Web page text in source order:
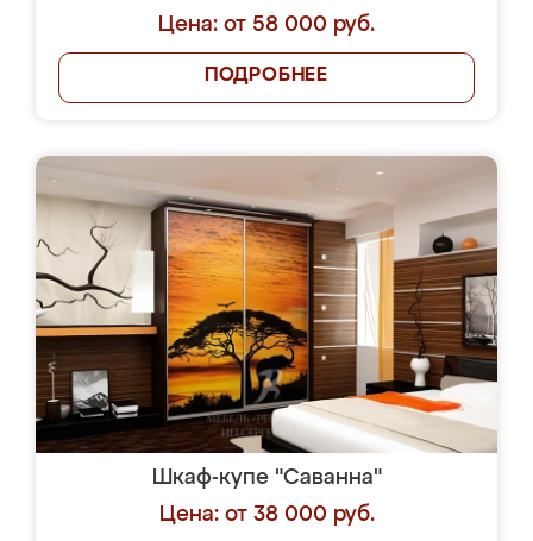
Цена: от 58 000 руб.
ПОДРОБНЕЕ
Шкаф-купе "Саванна"
Цена: от 38 000 руб.